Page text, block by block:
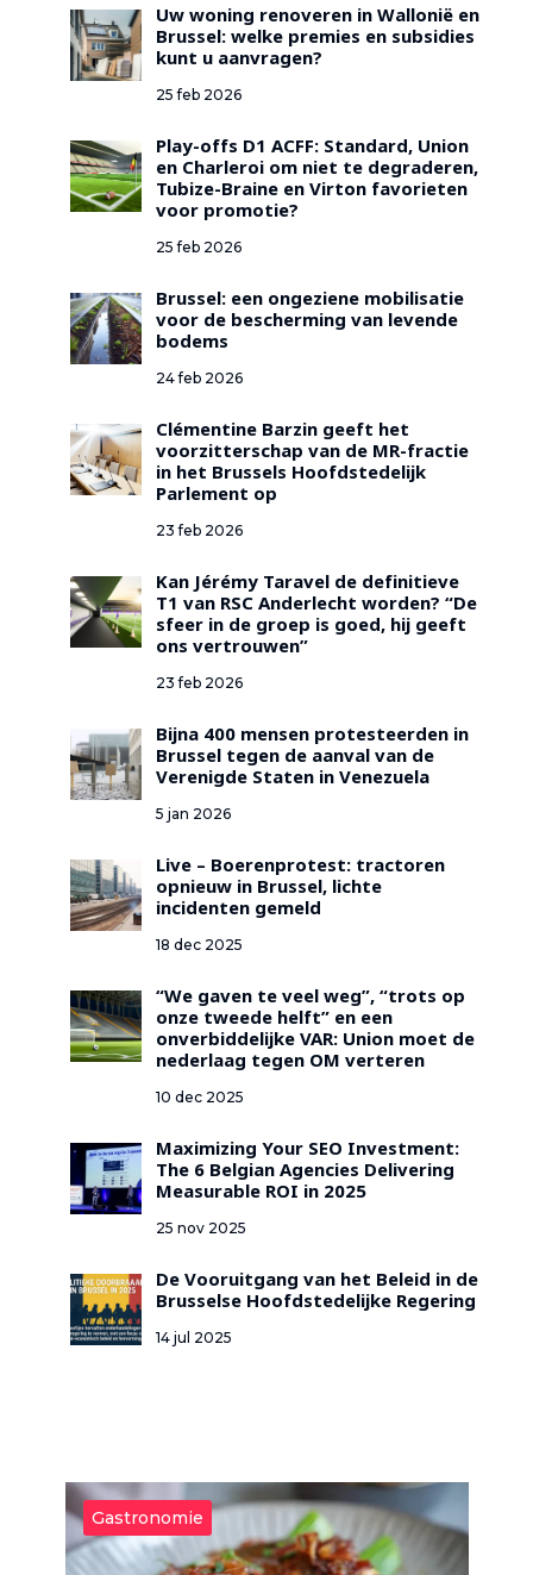
Uw woning renoveren in Wallonië en
Brussel: welke premies en subsidies
kunt u aanvragen?
25 feb 2026
Play-offs D1 ACFF: Standard, Union
en Charleroi om niet te degraderen,
Tubize-Braine en Virton favorieten
voor promotie?
25 feb 2026
Brussel: een ongeziene mobilisatie
voor de bescherming van levende
bodems
24 feb 2026
Clémentine Barzin geeft het
voorzitterschap van de MR-fractie
in het Brussels Hoofdstedelijk
Parlement op
23 feb 2026
Kan Jérémy Taravel de definitieve
T1 van RSC Anderlecht worden? “De
sfeer in de groep is goed, hij geeft
ons vertrouwen”
23 feb 2026
Bijna 400 mensen protesteerden in
Brussel tegen de aanval van de
Verenigde Staten in Venezuela
5 jan 2026
Live – Boerenprotest: tractoren
opnieuw in Brussel, lichte
incidenten gemeld
18 dec 2025
“We gaven te veel weg”, “trots op
onze tweede helft” en een
onverbiddelijke VAR: Union moet de
nederlaag tegen OM verteren
10 dec 2025
Maximizing Your SEO Investment:
The 6 Belgian Agencies Delivering
Measurable ROI in 2025
25 nov 2025
De Vooruitgang van het Beleid in de
Brusselse Hoofdstedelijke Regering
14 jul 2025
Gastronomie